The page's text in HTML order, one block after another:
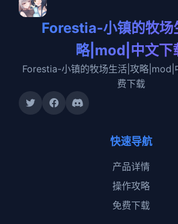
Forestia-小镇的牧场
略|mod|中文下
Forestia-小镇的牧场生活|攻略|mod|
费下载
快速导航
产品详情
操作攻略
免费下载